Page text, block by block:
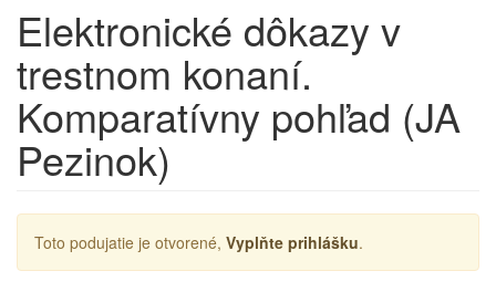
Elektronické dôkazy v
trestnom konaní.
Komparatívny pohľad (JA
Pezinok)
Toto podujatie je otvorené, Vyplňte prihlášku.